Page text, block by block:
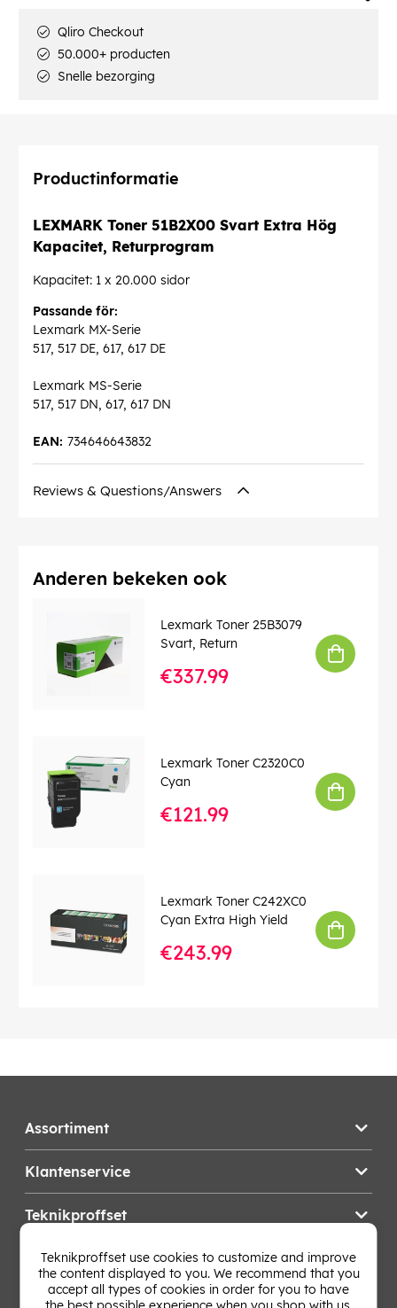
Qliro Checkout
50.000+ producten
Snelle bezorging
Productinformatie
LEXMARK Toner 51B2X00 Svart Extra Hög
Kapacitet, Returprogram
Kapacitet: 1 x 20.000 sidor
Passande för:
Lexmark MX-Serie
517, 517 DE, 617, 617 DE
Lexmark MS-Serie
517, 517 DN, 617, 617 DN
734646643832
EAN:
Reviews & Questions/Answers
Anderen bekeken ook
Lexmark Toner 25B3079
Svart, Return
€337.99
Lexmark Toner C2320C0
Cyan
€121.99
Lexmark Toner C242XC0
Cyan Extra High Yield
€243.99
Assortiment
Klantenservice
Teknikproffset
Wijzig Land
Teknikproffset use cookies to customize and improve
the content displayed to you. We recommend that you
accept all types of cookies in order for you to have